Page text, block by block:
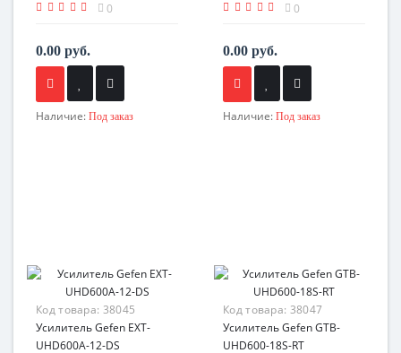
0
0.00 руб.
Наличие: Под заказ
0
0.00 руб.
Наличие: Под заказ
Код товара: 38045
Усилитель Gefen EXT-
UHD600A-12-DS
Код товара: 38047
Усилитель Gefen GTB-
UHD600-18S-RT